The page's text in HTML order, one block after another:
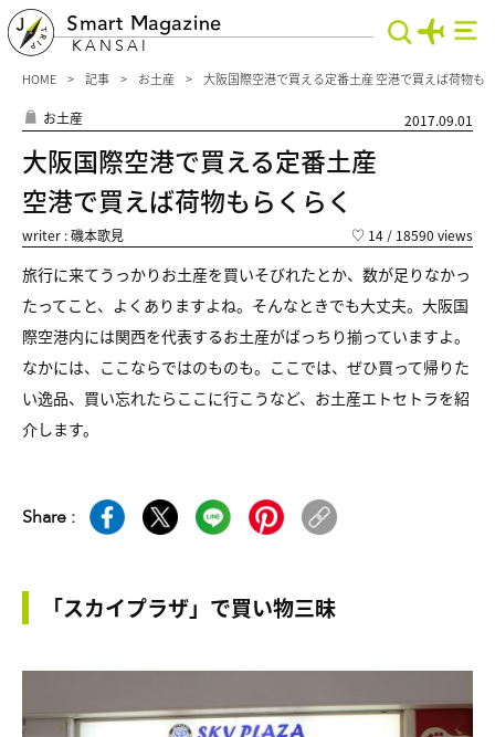
Smart Magazine
KANSAI
HOME 記事 お土産 大阪国際空港で買える定番土産 空港で買えば荷物も
お土産 2017.09.01
大阪国際空港で買える定番土産
空港で買えば荷物もらくらく
writer : 磯本歌見 ♡ 14 / 18590 views
旅行に来てうっかりお土産を買いそびれたとか、数が足りなかっ
たってこと、よくありますよね。そんなときでも大丈夫。大阪国
際空港内には関西を代表するお土産がばっちり揃っていますよ。
なかには、ここならではのものも。ここでは、ぜひ買って帰りた
い逸品、買い忘れたらここに行こうなど、お土産エトセトラを紹
介します。
Share :
「スカイプラザ」で買い物三昧